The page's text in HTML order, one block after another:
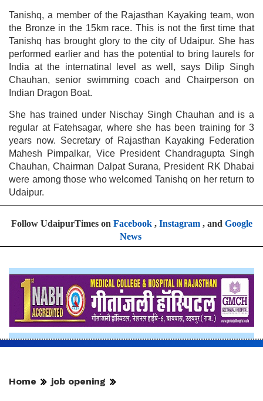
Tanishq, a member of the Rajasthan Kayaking team, won
the Bronze in the 15km race. This is not the first time that
Tanishq has brought glory to the city of Udaipur. She has
performed earlier and has the potential to bring laurels for
India at the internatinal level as well, says Dilip Singh
Chauhan, senior swimming coach and Chairperson on
Indian Dragon Boat.
She has trained under Nischay Singh Chauhan and is a
regular at Fatehsagar, where she has been training for 3
years now. Secretary of Rajasthan Kayaking Federation
Mahesh Pimpalkar, Vice President Chandragupta Singh
Chauhan, Chairman Dalpat Surana, President RK Dhabai
were among those who welcomed Tanishq on her return to
Udaipur.
Follow UdaipurTimes on Facebook, Instagram, and Google
News
Home job opening